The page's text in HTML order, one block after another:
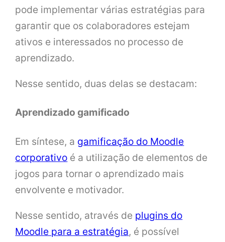
pode implementar várias estratégias para
garantir que os colaboradores estejam
ativos e interessados no processo de
aprendizado.
Nesse sentido, duas delas se destacam:
Aprendizado gamificado
Em síntese, a gamificação do Moodle
corporativo é a utilização de elementos de
jogos para tornar o aprendizado mais
envolvente e motivador.
Nesse sentido, através de plugins do
Moodle para a estratégia, é possível